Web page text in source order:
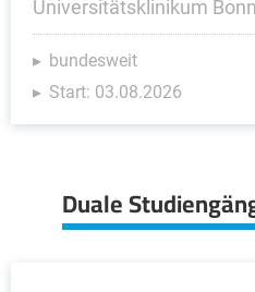
Universitätsklinikum Bonn
bundesweit
Start: 03.08.2026
Duale